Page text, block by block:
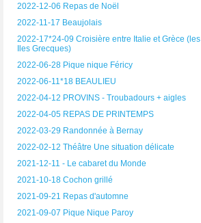
2022-12-06 Repas de Noël
2022-11-17 Beaujolais
2022-17*24-09 Croisière entre Italie et Grèce (les
Iles Grecques)
2022-06-28 Pique nique Féricy
2022-06-11*18 BEAULIEU
2022-04-12 PROVINS - Troubadours + aigles
2022-04-05 REPAS DE PRINTEMPS
2022-03-29 Randonnée à Bernay
2022-02-12 Théâtre Une situation délicate
2021-12-11 - Le cabaret du Monde
2021-10-18 Cochon grillé
2021-09-21 Repas d'automne
2021-09-07 Pique Nique Paroy